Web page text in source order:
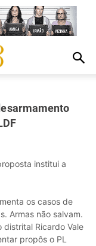
institui a
os casos de
Armas não salvam.
distrital Ricardo Vale
propôs o PL